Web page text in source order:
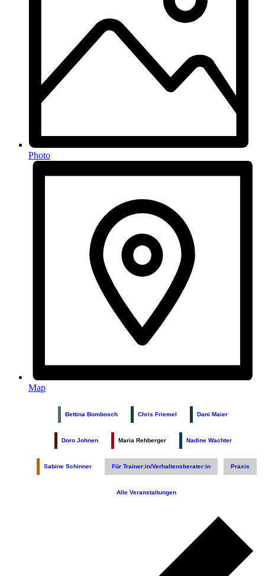
Photo
Map
Bettina Bombosch Chris Friemel Dani Maier
Doro Johnen Maria Rehberger Nadine Wachter
Sabine Schinner Für Trainer:in/Verhaltensberater:in Praxis
Alle Veranstaltungen